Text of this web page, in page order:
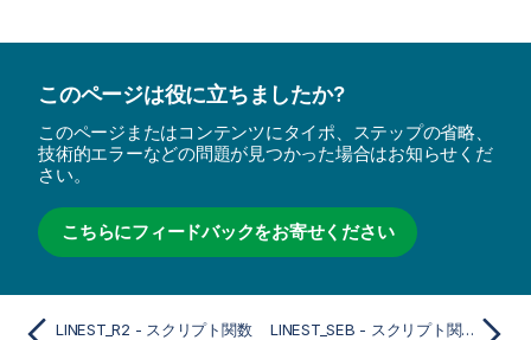
このページは役に立ちましたか?
このページまたはコンテンツにタイポ、ステップの省略、
技術的エラーなどの問題が見つかった場合はお知らせくだ
さい。
こちらにフィードバックをお寄せください
LINEST_R2 - スクリプト関数 LINEST_SEB - スクリプト関数